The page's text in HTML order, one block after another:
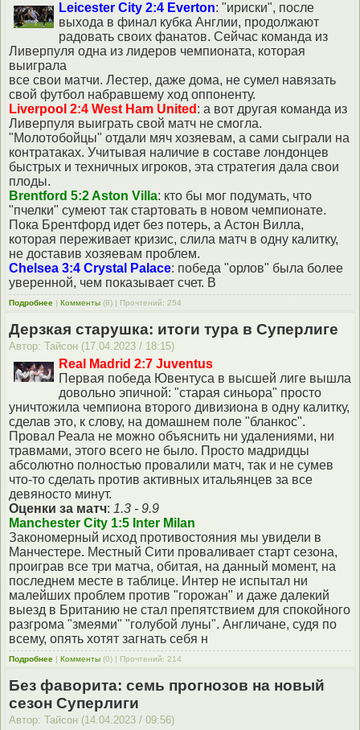
Leicester City 2:4 Everton: "ириски", после
выхода в финал кубка Англии, продолжают
радовать своих фанатов. Сейчас команда из
Ливерпуля одна из лидеров чемпионата, которая
выиграла
все свои матчи. Лестер, даже дома, не сумел навязать
свой футбол набравшему ход оппоненту.
Liverpool 2:4 West Ham United : а вот другая команда из
Ливерпуля выиграть свой матч не смогла.
"Молотобойцы" отдали мяч хозяевам, а сами сыграли на
контратаках. Учитывая наличие в составе лондонцев
быстрых и техничных игроков, эта стратегия дала свои
плоды.
Brentford 5:2 Aston Villa: кто бы мог подумать, что
"пчелки" сумеют так стартовать в новом чемпионате.
Пока Брентфорд идет без потерь, а Астон Вилла,
которая переживает кризис, слила матч в одну калитку,
не доставив хозяевам проблем.
Chelsea 3:4 Crystal Palace: победа "орлов" была более
уверенной, чем показывает счет. В
Подробнее | Комменты (8) | Прочтений: 254
Дерзкая старушка: итоги тура в Суперлиге
Автор: Тайсон (17.04.2023 / 18:15)
Real Madrid 2:7 Juventus
Первая победа Ювентуса в высшей лиге вышла
довольно эпичной: "старая синьора" просто
уничтожила чемпиона второго дивизиона в одну калитку,
сделав это, к слову, на домашнем поле "бланкос".
Провал Реала не можно объяснить ни удалениями, ни
травмами, этого всего не было. Просто мадридцы
абсолютно полностью провалили матч, так и не сумев
что-то сделать против активных итальянцев за все
девяносто минут.
Оценки за матч: 1.3 - 9.9
Manchester City 1:5 Inter Milan
Закономерный исход противостояния мы увидели в
Манчестере. Местный Сити проваливает старт сезона,
проиграв все три матча, обитая, на данный момент, на
последнем месте в таблице. Интер не испытал ни
малейших проблем против "горожан" и даже далекий
выезд в Британию не стал препятствием для спокойного
разгрома "змеями" "голубой луны". Англичане, судя по
всему, опять хотят загнать себя н
Подробнее | Комменты (0) | Прочтений: 214
Без фаворита: семь прогнозов на новый
сезон Суперлиги
Автор: Тайсон (14.04.2023 / 09:56)